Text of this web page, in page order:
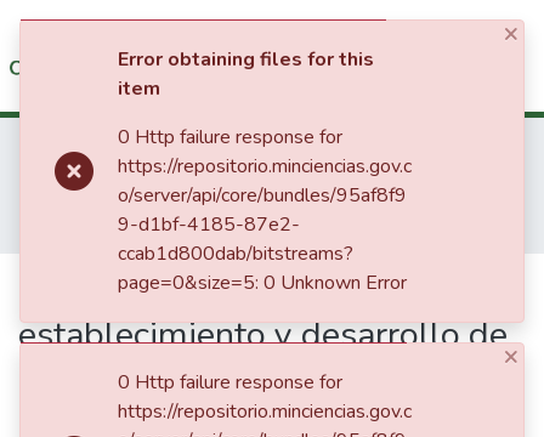
Communities & Collections
All of DSpace
1. Investigación Financiada con Recursos Públicos
1.1 Productos de investigación
1.1.1. Informes Finales de Proyectos de Investigación
Propuesta para el establecimiento y desarrollo de la oleoquímica del aceite de palma en Colombia
Publication:Propuesta para el
establecimiento y desarrollo de
la oleoquímica del aceite de
palma en Colombia
×
Error obtaining files for this
item
0 Http failure response for
https://repositorio.minciencias.gov.c
o/server/api/core/bundles/95af8f9
9-d1bf-4185-87e2-
ccab1d800dab/bitstreams?
page=0&size=5: 0 Unknown Error
×
0 Http failure response for
https://repositorio.minciencias.gov.c